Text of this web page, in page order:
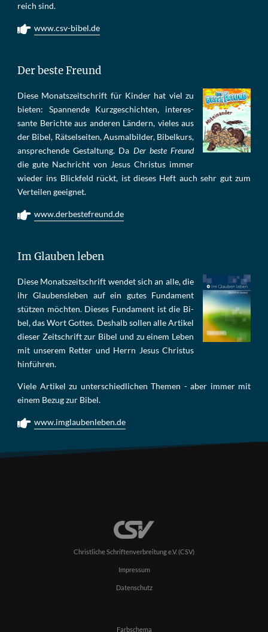
reich sind.
www.csv-bibel.de
Der beste Freund
Die­se Mo­nats­zeit­schrift für Kin­der hat viel zu
bie­ten: Span­nen­de Kurz­ge­schich­ten, in­te­res­
san­te Be­rich­te aus an­de­ren Län­dern, vie­les aus
der Bi­bel, Rät­sel­sei­ten, Aus­mal­bil­der, Bi­bel­kurs,
an­sprech­ende Ge­stal­tung. Da Der beste Freund
die gu­te Nach­richt von Je­sus Chris­tus im­mer
wie­der ins Blick­feld rückt, ist die­ses Heft auch sehr gut zum
Ver­tei­len ge­eig­net.
www.derbestefreund.de
Im Glauben leben
Die­se Mo­nats­zeit­schrift wen­det sich an alle, die
ihr Glau­bens­le­ben auf ein gu­tes Fun­da­ment
stüt­zen möch­ten. Die­ses Fun­da­ment ist die Bi­
bel, das Wort Got­tes. Des­halb sol­len al­le Ar­ti­kel
die­ser Zeit­schrift zur Bi­bel und zu ei­nem Le­ben
mit un­se­rem Ret­ter und Herrn Je­sus Chris­tus
hin­füh­ren.
Viele Artikel zu unterschiedlichen Themen - aber immer mit
einem Bezug zur Bibel.
www.imglaubenleben.de
Christliche Schriftenverbreitung e.V. (CSV)
Impressum
Datenschutz
Farbschema